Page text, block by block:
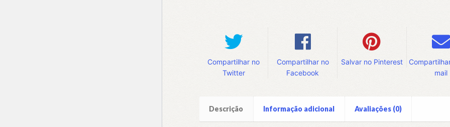
Compartilhar no
Twitter
Compartilhar no
Facebook
Salvar no Pinterest
mail
Descrição Informação adicional Avaliações (0)